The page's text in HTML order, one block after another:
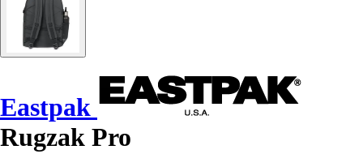
Eastpak
Rugzak Pro